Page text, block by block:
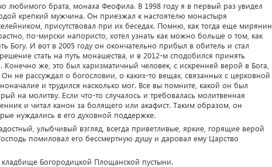
любимого брата, монаха Феофила. В 1998 году я в первый раз увидел
крепкий мужчина. Он приезжал к настоятелю монастыря
присутствовал при их беседах. Помню, как тогда еще мирянин
по-мирски напористо, хотел узнать как можно больше о том, как
Богу. И вот в 2005 году он окончательно прибыл в обитель и стал
стать на путь монашества, и в 2012-м сподобился принять
же, это был харизматичный человек, с искренней верой в Бога,
не рассуждал о богословии, о каких-то вещах, связанных с церковной
и трудился насколько мог. Все вы помните, какой он был
на молитву. Если что-то случалось и требовалась молитвенная
и читал канон за болящего или акафист. Таким образом, он
нуждались в его духовной поддержке.
улыбчивый взгляд, всегда приветливые, яркие, горящие верой
помиловал его бессмертную душу и даровал ему Царство
Богородицкой Площанской пустыни.